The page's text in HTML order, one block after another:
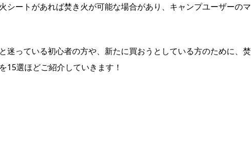
シートがあれば焚き火が可能な場合があり、キャンプユーザーのマ
迷っている初心者の方や、新たに買おうとしている方のために、焚
15選ほどご紹介していきます！